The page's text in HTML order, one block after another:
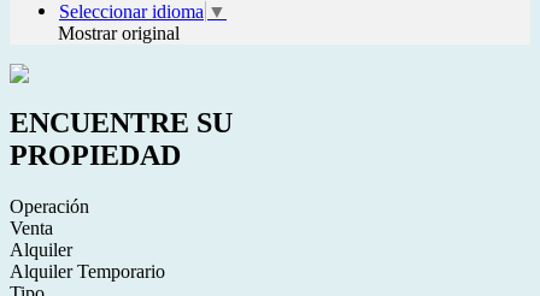
Seleccionar idioma ▼
Mostrar original
ENCUENTRE SU
PROPIEDAD
Operación
Venta
Alquiler
Alquiler Temporario